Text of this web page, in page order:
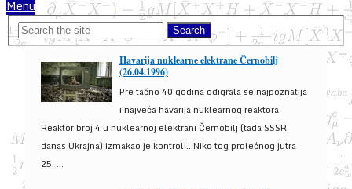
Menu
Havarija nuklearne elektrane Černobilj
(26.04.1996)
Pre tačno 40 godina odigrala se najpoznatija
i najveća havarija nuklearnog reaktora.
Reaktor broj 4 u nuklearnoj elektrani Černobilj (tada SSSR,
danas Ukrajna) izmakao je kontroli...Niko tog prolećnog jutra
25. ...